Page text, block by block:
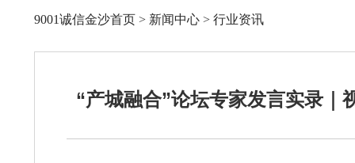
9001诚信金沙首页 > 新闻中心 > 行业资讯
“产城融合”论坛专家发言实录